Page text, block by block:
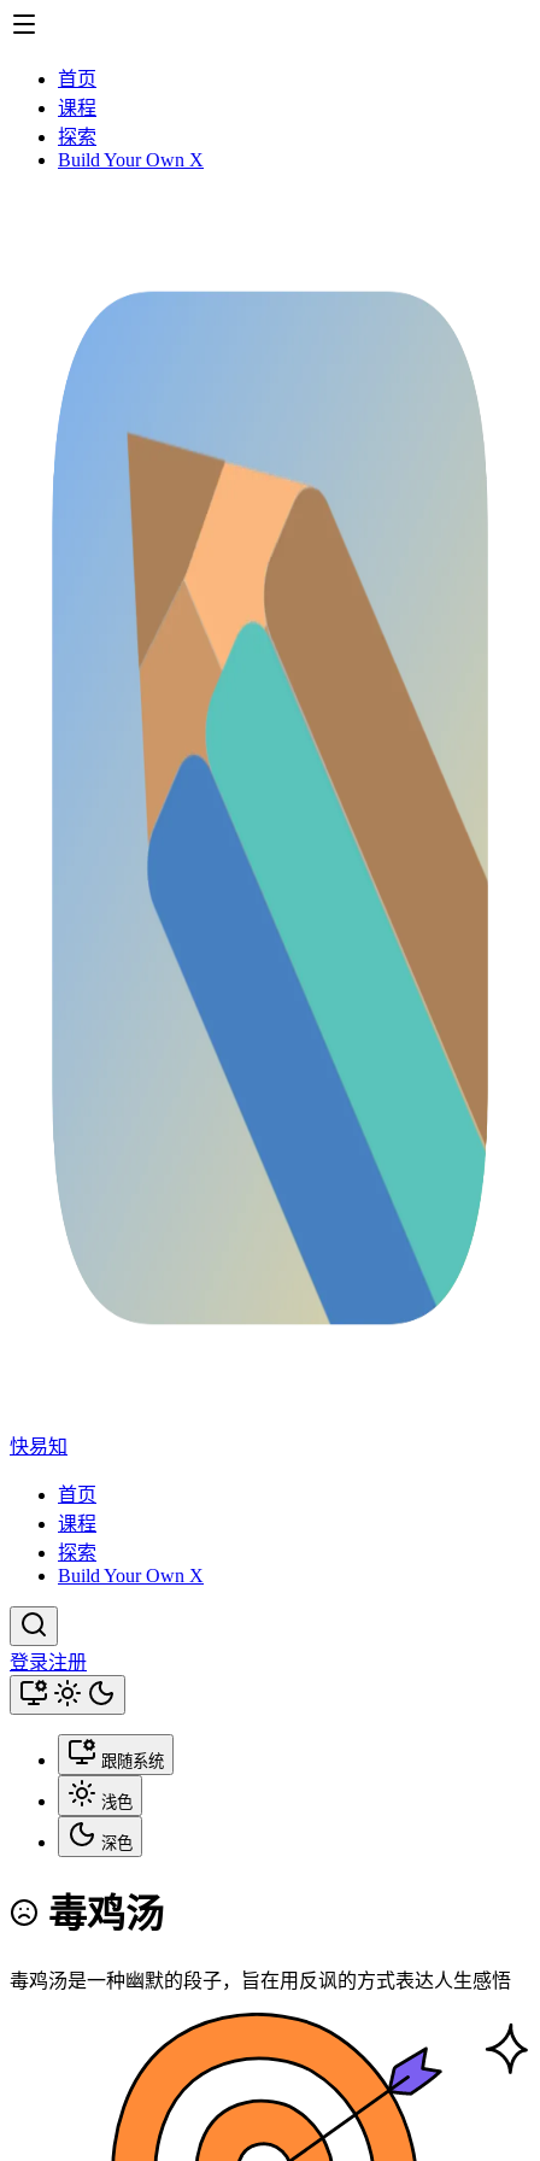
首页
课程
探索
Build Your Own X
快易知
首页
课程
探索
Build Your Own X
登录注册
跟随系统
浅色
深色
毒鸡汤
毒鸡汤是一种幽默的段子，旨在用反讽的方式表达人生感悟